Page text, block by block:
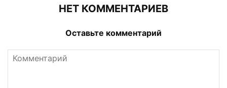
НЕТ КОММЕНТАРИЕВ
Оставьте комментарий